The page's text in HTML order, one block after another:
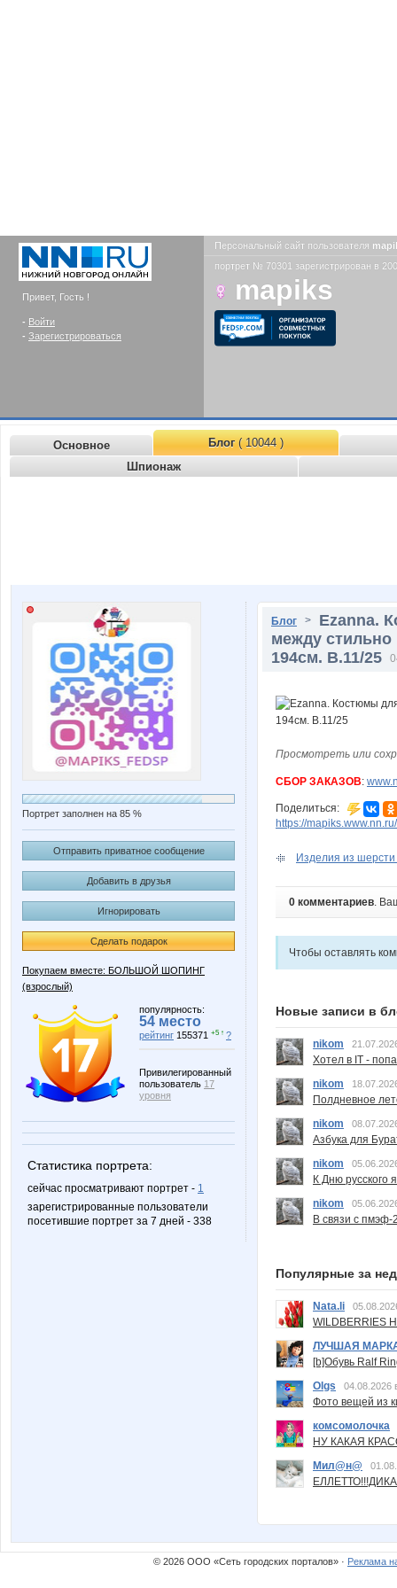
Привет, Гость !
- Войти
- Зарегистрироваться
Персональный сайт пользователя
портрет № 70301 зарегистрирован в
mapiks
Основное Блог( 10044 )
Шпионаж
Портрет заполнен на 85 %
Отправить приватное сообщение
Добавить в друзья
Игнорировать
Сделать подарок
Покупаем вместе: БОЛЬШОЙ ШОПИНГ
(взрослый)
популярность:
54 место
рейтинг 155371 +5 ↑ ?
Привилегированный
пользователь 17
уровня
Статистика портрета:
сейчас просматривают портрет - 1
зарегистрированные пользователи
посетившие портрет за 7 дней - 338
Блог > Ezanna.
между стильно
194см. В.11/25
Просмотреть или
СБОР ЗАКАЗОВ:
Поделиться:
https://mapiks.www.nn.ru/
Изделия из
0 комментариев.
Чтобы оставлять
Новые записи в
nikom
Хотел в IT -
nikom
Полдневное
nikom
Азбука для
nikom
К Дню русского
nikom
В связи с пмэф-
Популярные за
Nata.li
ЛУЧШАЯ
[b]Обувь Ralf
Olgs
04.08.2026
Фото вещей из
комсомолочка
НУ КАКАЯ
Мил@н@
© 2026 ООО «Сеть городских порталов» · Реклама